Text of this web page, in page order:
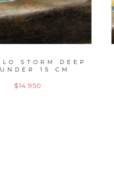
STORM DEEP
15 CM
$14.950